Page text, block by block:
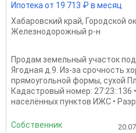
Ипотека от 19 713 ₽ в месяц
Хабаровский край, Городской
Железнодорожный р-н
Продам земельный участок
Ягодная д.9. Из-за срочность
прямоугольной формы, сухой
Кадастровый номер: 27:23::136
населённых пунктов ИЖС •
Собственник 20.07